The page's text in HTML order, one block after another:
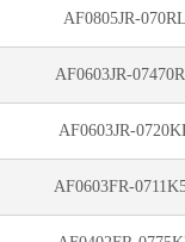
AF0805JR-
AF0603JR-
AF0603JR-
AF0603FR-